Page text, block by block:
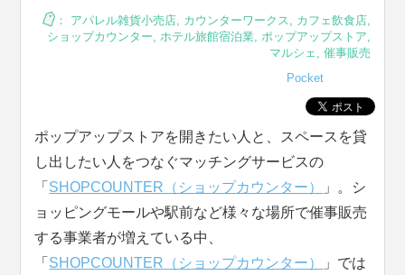
： アパレル雑貨小売店, カウンターワークス, カフェ飲食店,
ショップカウンター, ホテル旅館宿泊業, ポップアップストア,
マルシェ , 催事販売
Pocket
ポップアップストアを開きたい人と、スペースを貸
し出したい人をつなぐマッチングサービスの
「 SHOPCOUNTER（ショップカウンター）
」。シ
ョッピングモールや駅前など様々な場所で催事販売
する事業者が増えている中、
「 SHOPCOUNTER（ショップカウンター）
」では